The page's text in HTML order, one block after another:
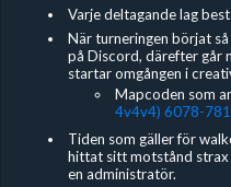
Varje deltagande lag
När turneringen börjat
på Discord, därefter går
startar omgången i
Mapcoden som
4v4v4) 6078-
Tiden som gäller för
hittat sitt motstånd strax
en administratör.